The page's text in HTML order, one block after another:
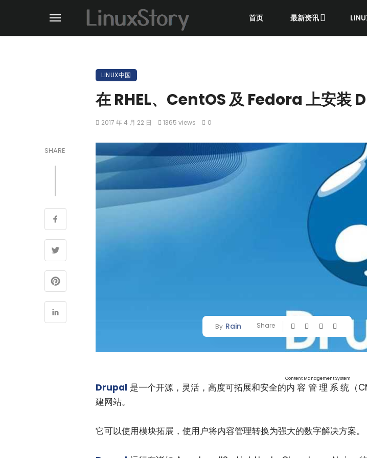
首页 最新资讯
LINUX中国
在 RHEL、CentOS 及 Fedora 上安装
2017 年 4 月 22 日 1365 views 0
SHARE
By Rain Share
Drupal 是一个开源，灵活，高度可拓展和安全的内容管理系统
Content Management System
（
建网站。
它可以使用模块拓展，使用户将内容管理转换为强大的数字解决方案。